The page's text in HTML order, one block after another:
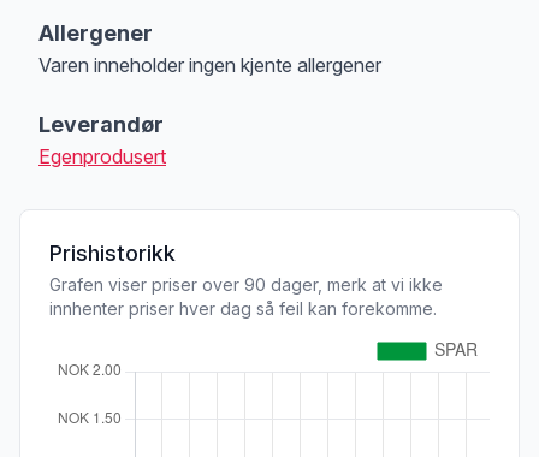
Allergener
Varen inneholder ingen kjente allergener
Leverandør
Egenprodusert
Prishistorikk
Grafen viser priser over 90 dager, merk at vi ikke
innhenter priser hver dag så feil kan forekomme.